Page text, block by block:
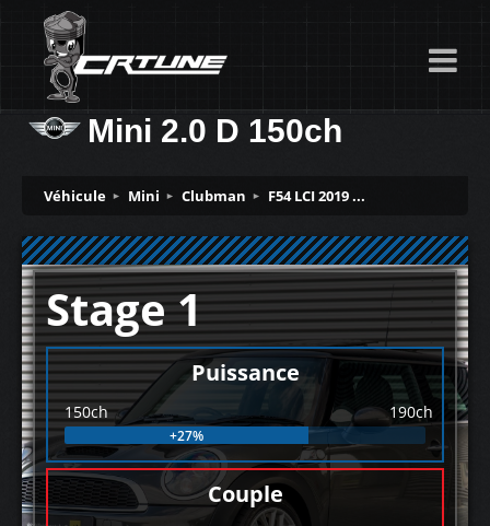
Mini 2.0 D 150ch
Véhicule Mini Clubman F54 LCI 2019 ...
Stage 1
Puissance
150ch 190ch
+27%
Couple